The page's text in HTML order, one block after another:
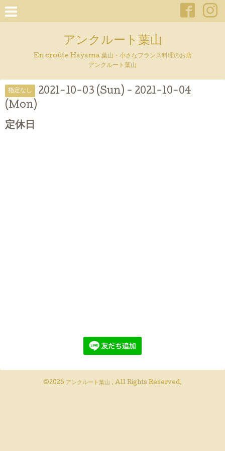
アンクルート葉山
En croûte Hayama 葉山・小さなフランス料理のお店
アンクルート葉山
指定なし
2021-10-03 (Sun) - 2021-10-04
(Mon)
定休日
©2026 アンクルート葉山 . All Rights Reserved.